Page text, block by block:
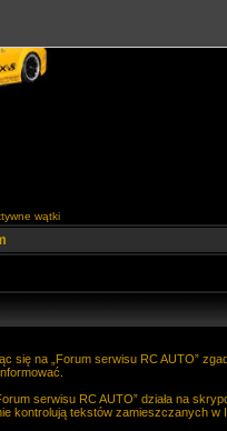
wątki
się na „Forum serwisu RC AUTO”
serwisu RC AUTO” działa na
kontrolują tekstów zamieszczanych w